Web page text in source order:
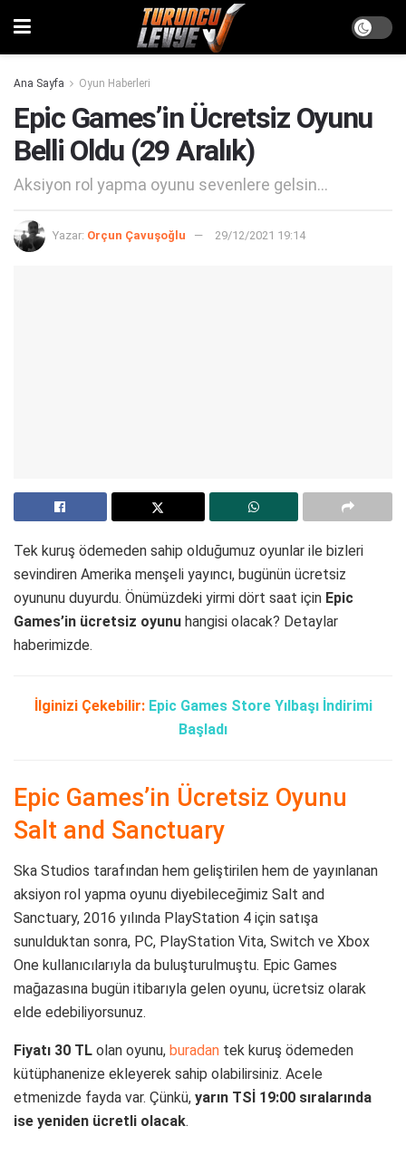
Ana Sayfa Oyun Haberleri
Epic Games’in Ücretsiz Oyunu
Belli Oldu (29 Aralık)
Aksiyon rol yapma oyunu sevenlere gelsin...
Yazar: Orçun Çavuşoğlu 29/12/2021 19:14
Tek kuruş ödemeden sahip olduğumuz oyunlar ile bizleri
sevindiren Amerika menşeli yayıncı, bugünün ücretsiz
oyununu duyurdu. Önümüzdeki yirmi dört saat için Epic
Games’in ücretsiz oyunu hangisi olacak? Detaylar
haberimizde.
İlginizi Çekebilir: Epic Games Store Yılbaşı İndirimi
Başladı
Epic Games’in Ücretsiz Oyunu
Salt and Sanctuary
Ska Studios tarafından hem geliştirilen hem de yayınlanan
aksiyon rol yapma oyunu diyebileceğimiz Salt and
Sanctuary, 2016 yılında PlayStation 4 için satışa
sunulduktan sonra, PC, PlayStation Vita, Switch ve Xbox
One kullanıcılarıyla da buluşturulmuştu. Epic Games
mağazasına bugün itibarıyla gelen oyunu, ücretsiz olarak
elde edebiliyorsunuz.
Fiyatı 30 TL olan oyunu, buradan tek kuruş ödemeden
kütüphanenize ekleyerek sahip olabilirsiniz. Acele
etmenizde fayda var. Çünkü, yarın TSİ 19:00 sıralarında
ise yeniden ücretli olacak.